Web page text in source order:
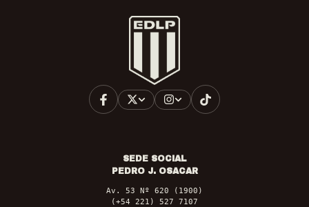
SEDE SOCIAL
PEDRO J. OSACAR
Av. 53 Nº 620 (1900)
(+54 221) 527 7107